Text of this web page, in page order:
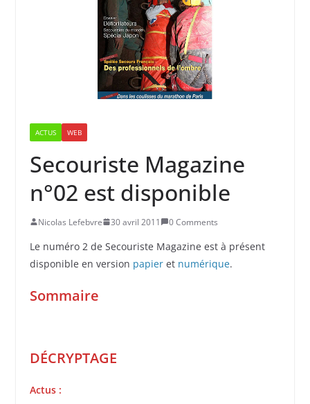
ACTUS WEB
Secouriste Magazine
n°02 est disponible
Nicolas Lefebvre 30 avril 2011 0 Comments
Le numéro 2 de Secouriste Magazine est à présent
disponible en version papieret numérique.
Sommaire
DÉCRYPTAGE
Actus :